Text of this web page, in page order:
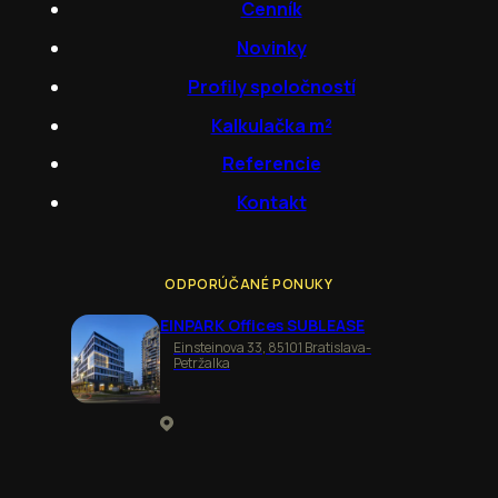
Cenník
Novinky
Profily spoločností
Kalkulačka m²
Referencie
Kontakt
ODPORÚČANÉ PONUKY
EINPARK Offices SUBLEASE
Einsteinova 33, 85101 Bratislava-
Petržalka